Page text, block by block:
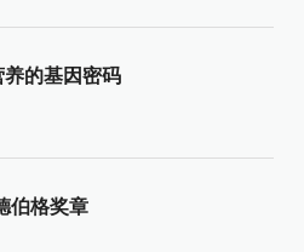
的基因密码
伯格奖章